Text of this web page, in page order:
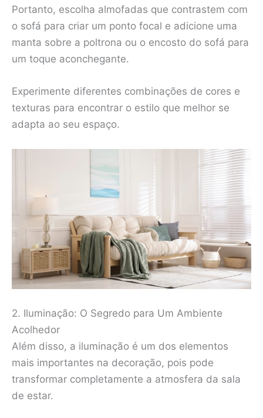
Portanto, escolha almofadas que contrastem com
o sofá para criar um ponto focal e adicione uma
manta sobre a poltrona ou o encosto do sofá para
um toque aconchegante.
Experimente diferentes combinações de cores e
texturas para encontrar o estilo que melhor se
adapta ao seu espaço.
2. Iluminação: O Segredo para Um Ambiente
Acolhedor
Além disso, a iluminação é um dos elementos
mais importantes na decoração, pois pode
transformar completamente a atmosfera da sala
de estar.